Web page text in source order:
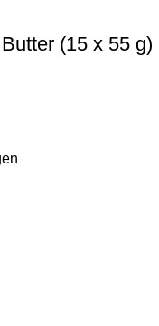
(15 x 55 g)